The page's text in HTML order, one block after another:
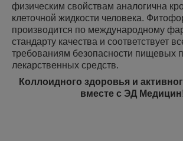
физическим свойствам аналогична
клеточной жидкости человека.
производится по международному
стандарту качества и соответствует
требованиям безопасности пищевых
лекарственных средств.
Коллоидного здоровья и
вместе с ЭД